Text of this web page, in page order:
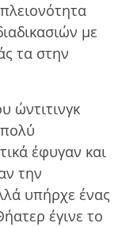
µε
τα στην
ώντιτινγκ
έφυγαν και
την
υπήρχε ένας
έγινε το